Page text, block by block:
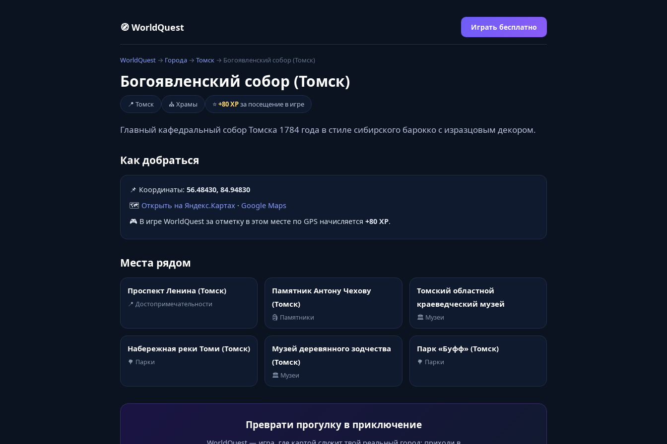
🧭 WorldQuest Играть бесплатно
WorldQuest → Города → Томск → Богоявленский собор (Томск)
Богоявленский собор (Томск)
📍 Томск ⛪ Храмы ⭐ +80 XPза посещение в игре
Главный кафедральный собор Томска 1784 года в стиле сибирского барокко с изразцовым декором.
Как добраться
📌 Координаты: 56.48430, 84.94830
🗺️ Открыть на Яндекс.Картах · Google Maps
🎮 В игре WorldQuest за отметку в этом месте по GPS начисляется +80 XP.
Места рядом
Проспект Ленина (Томск)
📍 Достопримечательности
Памятник Антону Чехову
(Томск)
🗿 Памятники
Томский областной
краеведческий музей
🏛️ Музеи
Набережная реки Томи (Томск)
🌳 Парки
Музей деревянного зодчества
(Томск)
🏛️ Музеи
Парк «Буфф» (Томск)
🌳 Парки
Преврати прогулку в приключение